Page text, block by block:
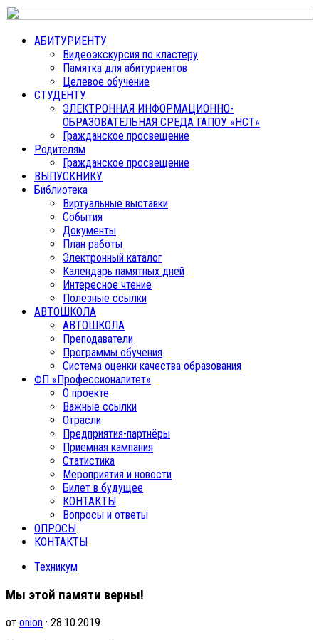
АБИТУРИЕНТУ
Видеоэкскурсия по кластеру
Памятка для абитуриентов
Целевое обучение
СТУДЕНТУ
ЭЛЕКТРОННАЯ ИНФОРМАЦИОННО-
ОБРАЗОВАТЕЛЬНАЯ СРЕДА ГАПОУ «НСТ»
Гражданское просвещение
Родителям
Гражданское просвещение
ВЫПУСКНИКУ
Библиотека
Виртуальные выставки
События
Документы
План работы
Электронный каталог
Календарь памятных дней
Интересное чтение
Полезные ссылки
АВТОШКОЛА
АВТОШКОЛА
Преподаватели
Программы обучения
Система оценки качества образования
ФП «Профессионалитет»
О проекте
Важные ссылки
Отрасли
Предприятия-партнёры
Приемная кампания
Статистика
Мероприятия и новости
Билет в будущее
КОНТАКТЫ
Вопросы и ответы
ОПРОСЫ
КОНТАКТЫ
Техникум
Мы этой памяти верны!
от onion · 28.10.2019